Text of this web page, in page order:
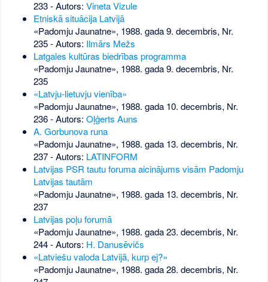
233- Autors: Vineta Vizule
Etniskā situācija Latvijā
«Padomju Jaunatne», 1988. gada 9. decembris, Nr.
235- Autors: Ilmārs Mežs
Latgales kultūras biedrības programma
«Padomju Jaunatne», 1988. gada 9. decembris, Nr.
235
«Latvju-lietuvju vienība»
«Padomju Jaunatne», 1988. gada 10. decembris, Nr.
236- Autors: Oļģerts Auns
A. Gorbunova runa
«Padomju Jaunatne», 1988. gada 13. decembris, Nr.
237- Autors: LATINFORM
Latvijas PSR tautu foruma aicinājums visām Padomju
Latvijas tautām
«Padomju Jaunatne», 1988. gada 13. decembris, Nr.
237
Latvijas poļu forumā
«Padomju Jaunatne», 1988. gada 23. decembris, Nr.
244- Autors: H. Danusēvičs
«Latviešu valoda Latvijā, kurp ej?»
«Padomju Jaunatne», 1988. gada 28. decembris, Nr.